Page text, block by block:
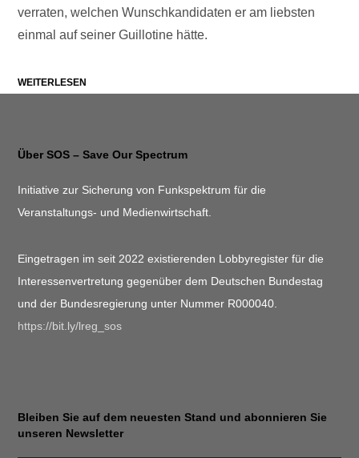
verraten, welchen Wunschkandidaten er am liebsten
einmal auf seiner Guillotine hätte.
WEITERLESEN
Über SOS – Save Our Spectrum
Initiative zur Sicherung von Funkspektrum für die
Veranstaltungs- und Medienwirtschaft.
Eingetragen im seit 2022 existierenden Lobbyregister für die
Interessenvertretung gegenüber dem Deutschen Bundestag
und der Bundesregierung unter Nummer R000040.
https://bit.ly/lreg_sos
Bleiben Sie auf dem neuesten Stand und abonnieren Sie
unseren Newsletter